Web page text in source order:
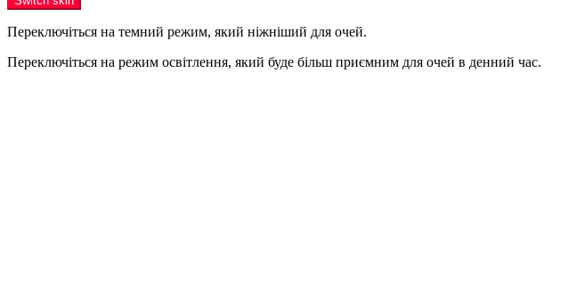
Переключіться на темний режим, який ніжніший для очей.
Переключіться на режим освітлення, який буде більш приємним для очей в денний час.